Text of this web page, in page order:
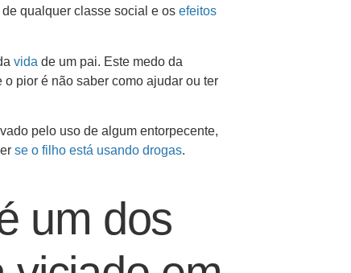
qualquer classe social e os efeitos
vida de um pai. Este medo da
pior é não saber como ajudar ou ter
pelo uso de algum entorpecente,
se o filho está usando drogas.
um dos